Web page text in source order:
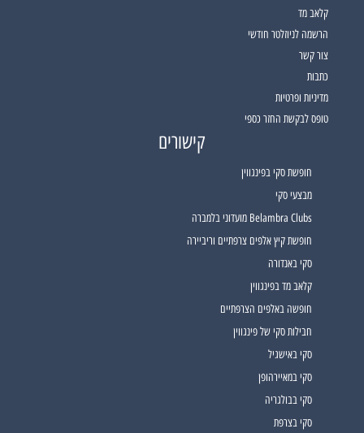
קלאב מד
הרשמה לניוזלטר חודשי
צור קשר
כתבות
מדיניות ופרטיות
טופס לבקשת החזר כספי
קישורים
חופשת סקי בפינגווין
מבצעי סקי
Belambra Clubs מועדוני בלמברה
חופשת קיץ אלפים צרפתיים וריביירה
סקי באנדורה
קלאב מד בפינגווין
חופשה באלפים הצרפתיים
חבילות סקי של פינגווין
סקי באישגיל
סקי במאיירהופן
סקי בבולגריה
סקי בצרפת